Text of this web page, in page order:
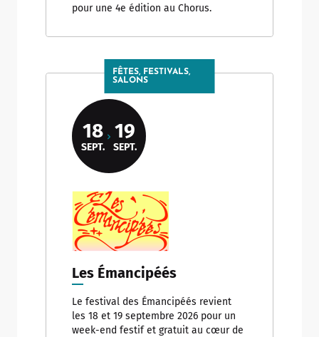
pour une 4e édition au Chorus.
FÊTES, FESTIVALS,
SALONS
18
SEPT.
19
SEPT.
Les Émancipéés
Le festival des Émancipéés revient
les 18 et 19 septembre 2026 pour un
week-end festif et gratuit au cœur de